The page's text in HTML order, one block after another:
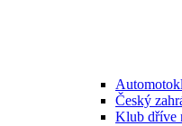
Český
Klub dříve